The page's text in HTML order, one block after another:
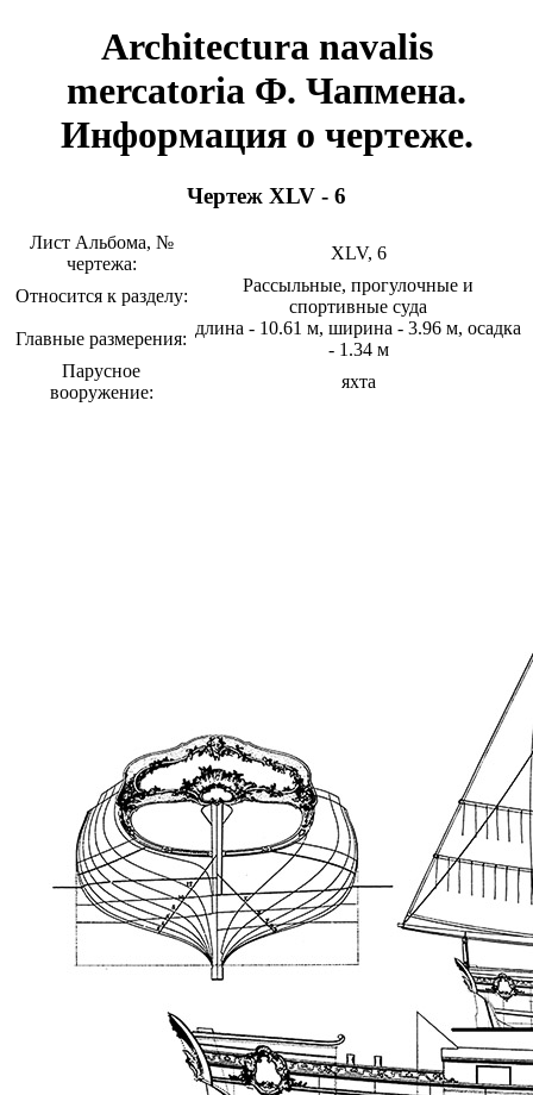
Architectura navalis
mercatoria Ф. Чапмена.
Информация о чертеже.
Чертеж XLV - 6
Лист Альбома, №
чертежа:
XLV, 6
Относится к разделу:
Рассыльные, прогулочные и
спортивные суда
Главные размерения:
длина - 10.61 м, ширина - 3.96 м, осадка
- 1.34 м
Парусное
вооружение:
яхта